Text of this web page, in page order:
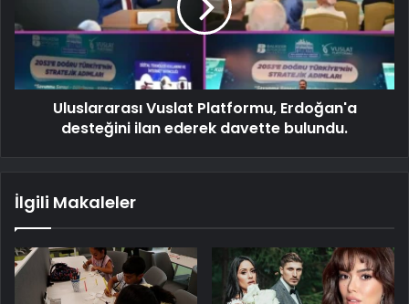
Uluslararası Vuslat Platformu, Erdoğan'a
desteğini ilan ederek davette bulundu.
İlgili Makaleler